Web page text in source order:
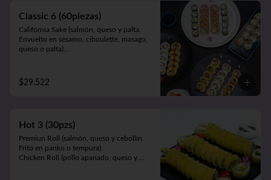
en panko).
Classic 6 (60piezas)
California Sake (salmón, queso y palta.
Envuelto en sésamo, ciboulette, masago,
queso o palta).
queso o palta).
Sake Edu (camarón apanado, palta y
Panko Kani (kanikama, queso y cebollín.
Frito en panko).
Hosomaki Green (queso y palta. Envuelto
en nori).
$29.522
Hot 3 (30pzs)
Premiun Roll (salmón, queso y cebollín.
Frito en panko o tempura).
Chicken Roll (pollo apanado, queso y